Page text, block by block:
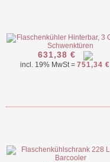
631,38 €
incl. 19% MwSt = 751,34 €